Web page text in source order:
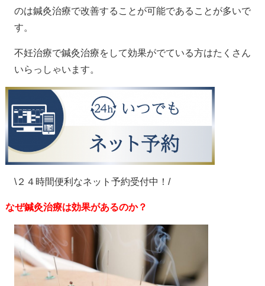
のは鍼灸治療で改善することが可能であることが多いで
す。
不妊治療で鍼灸治療をして効果がでている方はたくさん
いらっしゃいます。
\２４時間便利なネット予約受付中！/
なぜ鍼灸治療は効果があるのか？